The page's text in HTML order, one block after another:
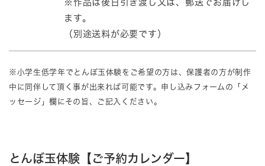
※作品は後日引き渡し又は、郵送でお届けし
ます。
（別途送料が必要です）
※小学生低学年でとんぼ玉体験をご希望の方は、保護者の方が制作
中に同伴して頂く事が出来れば可能です。申し込みフォームの「メ
ッセージ」欄にその旨、ご記入ください。
とんぼ玉体験【ご予約カレンダー】